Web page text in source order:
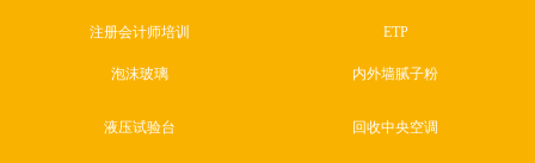
注册会计师培训 ETP
泡沫玻璃 内外墙腻子粉
液压试验台 回收中央空调